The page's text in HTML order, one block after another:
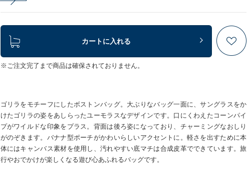
カートに入れる
※ご注文完了まで商品は確保されておりません。
ゴリラをモチーフにしたボストンバッグ。大ぶりなバッグ一面に、サングラスをか
けたゴリラの姿をあしらったユーモラスなデザインです。口にくわえたコーンパイ
プがワイルドな印象をプラス。背面は後ろ姿になっており、チャーミングなおしり
がのぞきます。バナナ型ポーチがかわいらしいアクセントに。軽さを出すために本
体にはキャンバス素材を使用し、汚れやすい底マチは合成皮革でできています。旅
行やおでかけが楽しくなる遊び心あふれるバッグです。